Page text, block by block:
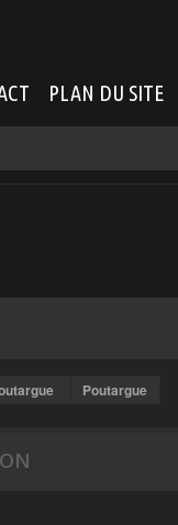
PLAN DU SITE
Poutargue